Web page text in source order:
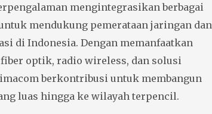
mengintegrasikan berbagai
mendukung pemerataan jaringan dan
di Indonesia. Dengan memanfaatkan
optik, radio wireless, dan solusi
berkontribusi untuk membangun
luas hingga ke wilayah terpencil.